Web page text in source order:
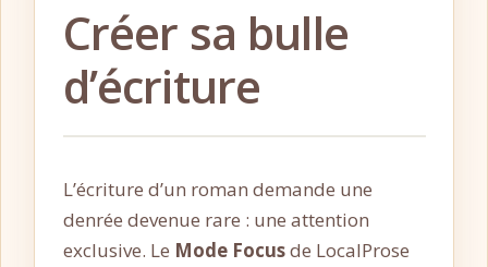
Créer sa bulle
d’écriture
L’écriture d’un roman demande une
denrée devenue rare : une attention
exclusive. Le Mode Focusde LocalProse